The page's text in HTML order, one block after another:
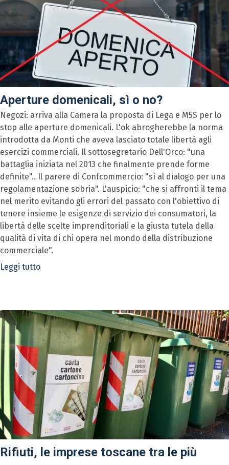
Aperture domenicali, sì o no?
Negozi: arriva alla Camera la proposta di Lega e M5S per lo
stop alle aperture domenicali. L'ok abrogherebbe la norma
introdotta da Monti che aveva lasciato totale libertà agli
esercizi commerciali. Il sottosegretario Dell'Orco: "una
battaglia iniziata nel 2013 che finalmente prende forme
definite".. Il parere di Confcommercio: "sì al dialogo per una
regolamentazione sobria". L'auspicio: "che si affronti il tema
nel merito evitando gli errori del passato con l'obiettivo di
tenere insieme le esigenze di servizio dei consumatori, la
libertà delle scelte imprenditoriali e la giusta tutela della
qualità di vita di chi opera nel mondo della distribuzione
commerciale".
Leggi tutto
Rifiuti, le imprese toscane tra le più